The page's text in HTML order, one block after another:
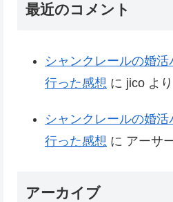
最近のコメント
シャンクレールの婚活
行った感想 に jico より
シャンクレールの婚活
行った感想 に アーサ
アーカイブ